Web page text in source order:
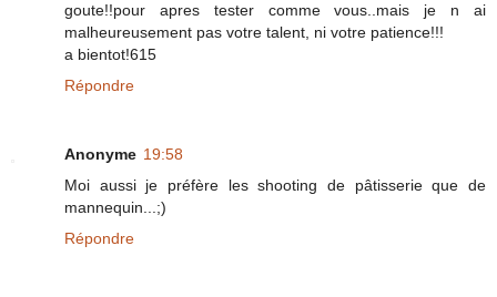
goute!!pour apres tester comme vous..mais je n ai
malheureusement pas votre talent, ni votre patience!!!
a bientot!615
Répondre
Anonyme 19:58
Moi aussi je préfère les shooting de pâtisserie que de
mannequin...;)
Répondre